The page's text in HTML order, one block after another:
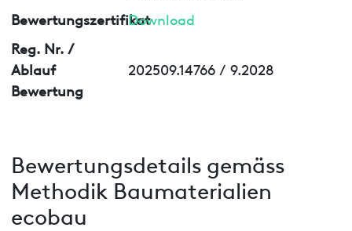
BewertungszertifikatDownload
Reg. Nr. /
Ablauf
Bewertung
202509.14766 / 9.2028
Bewertungsdetails gemäss
Methodik Baumaterialien
ecobau